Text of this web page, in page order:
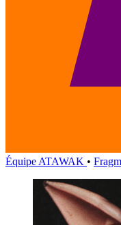
Équipe ATAWAK •